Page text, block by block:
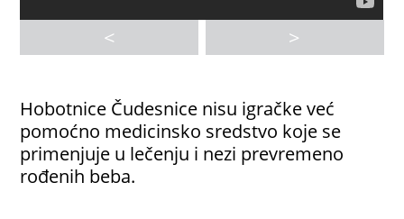
< >
Hobotnice Čudesnice nisu igračke već
pomoćno medicinsko sredstvo koje se
primenjuje u lečenju i nezi prevremeno
rođenih beba.